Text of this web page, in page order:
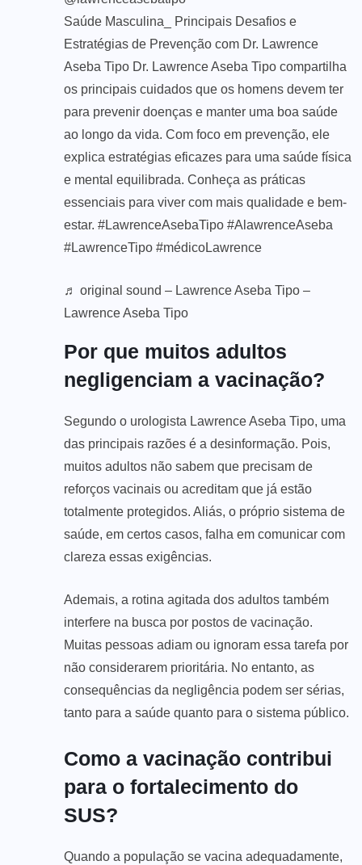
Saúde Masculina_ Principais Desafios e
Estratégias de Prevenção com Dr. Lawrence
Aseba Tipo Dr. Lawrence Aseba Tipo compartilha
os principais cuidados que os homens devem ter
para prevenir doenças e manter uma boa saúde
ao longo da vida. Com foco em prevenção, ele
explica estratégias eficazes para uma saúde física
e mental equilibrada. Conheça as práticas
essenciais para viver com mais qualidade e bem-
estar. #LawrenceAsebaTipo #AlawrenceAseba
#LawrenceTipo #médicoLawrence
♬ original sound – Lawrence Aseba Tipo –
Lawrence Aseba Tipo
Por que muitos adultos
negligenciam a vacinação?
Segundo o urologista Lawrence Aseba Tipo, uma
das principais razões é a desinformação. Pois,
muitos adultos não sabem que precisam de
reforços vacinais ou acreditam que já estão
totalmente protegidos. Aliás, o próprio sistema de
saúde, em certos casos, falha em comunicar com
clareza essas exigências.
Ademais, a rotina agitada dos adultos também
interfere na busca por postos de vacinação.
Muitas pessoas adiam ou ignoram essa tarefa por
não considerarem prioritária. No entanto, as
consequências da negligência podem ser sérias,
tanto para a saúde quanto para o sistema público.
Como a vacinação contribui
para o fortalecimento do
SUS?
Quando a população se vacina adequadamente,